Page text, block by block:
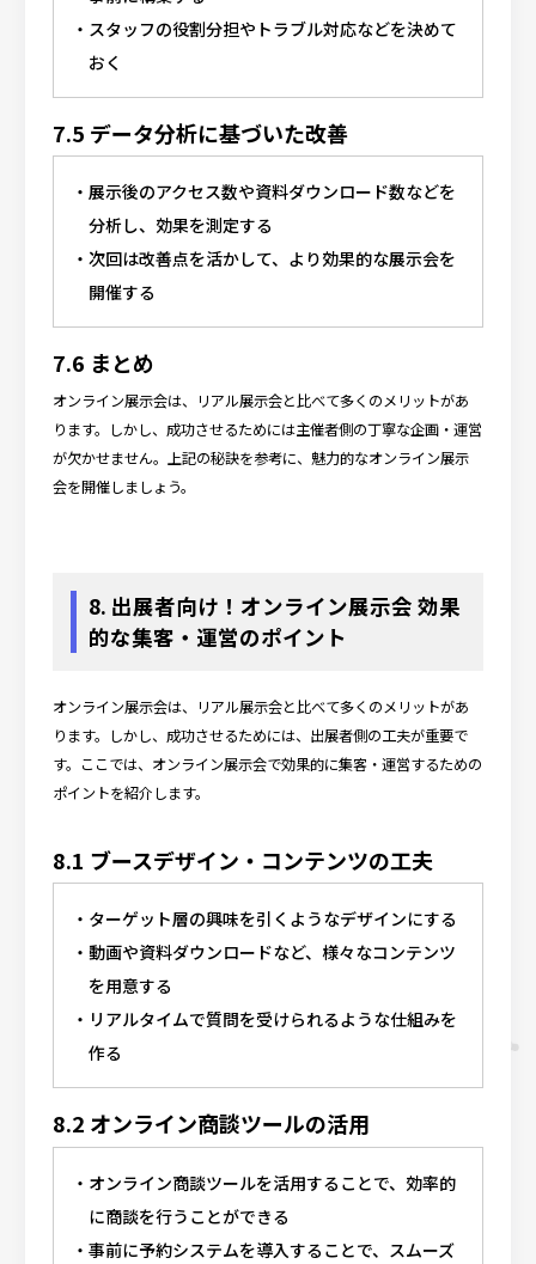
スタッフの役割分担やトラブル対応などを決めて
おく
7.5 データ分析に基づいた改善
展示後のアクセス数や資料ダウンロード数などを
分析し、効果を測定する
次回は改善点を活かして、より効果的な展示会を
開催する
7.6 まとめ
オンライン展示会は、リアル展示会と比べて多くのメリットがあ
ります。しかし、成功させるためには主催者側の丁寧な企画・運営
が欠かせません。上記の秘訣を参考に、魅力的なオンライン展示
会を開催しましょう。
8. 出展者向け！オンライン展示会 効果
的な集客・運営のポイント
オンライン展示会は、リアル展示会と比べて多くのメリットがあ
ります。しかし、成功させるためには、出展者側の工夫が重要で
す。ここでは、オンライン展示会で効果的に集客・運営するための
ポイントを紹介します。
8.1 ブースデザイン・コンテンツの工夫
ターゲット層の興味を引くようなデザインにする
動画や資料ダウンロードなど、様々なコンテンツ
を用意する
リアルタイムで質問を受けられるような仕組みを
作る
8.2 オンライン商談ツールの活用
オンライン商談ツールを活用することで、効率的
に商談を行うことができる
事前に予約システムを導入することで、スムーズ